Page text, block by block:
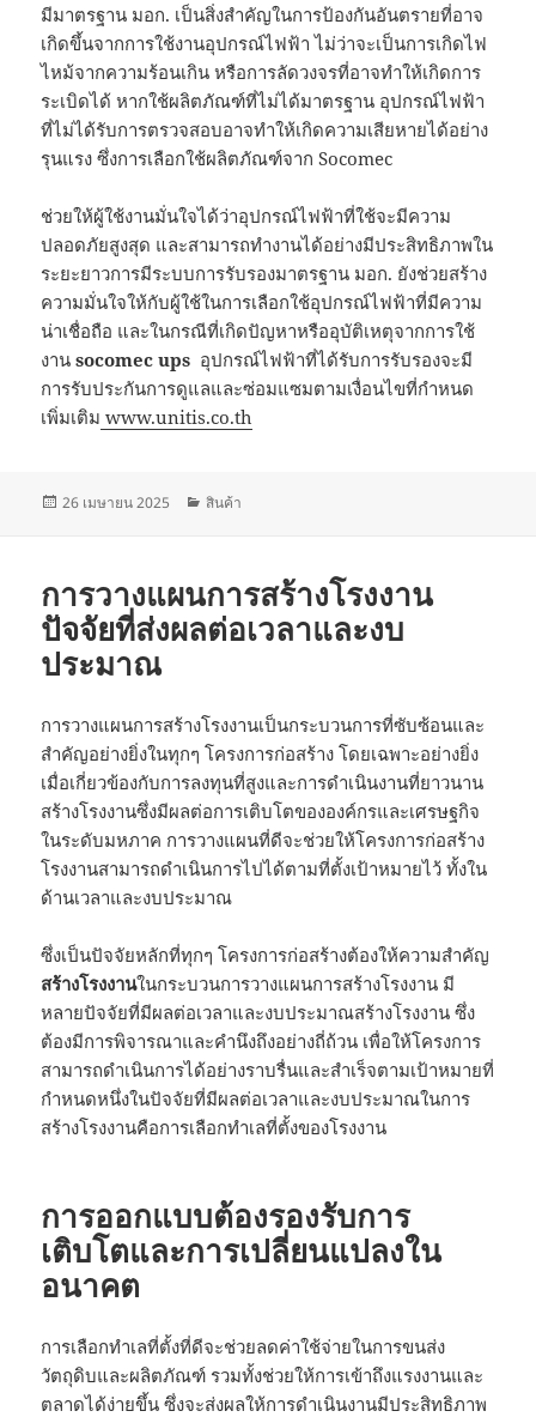
มีมาตรฐาน มอก. เป็นสิ่งสำคัญในการป้องกันอันตรายที่อาจ
เกิดขึ้นจากการใช้งานอุปกรณ์ไฟฟ้า ไม่ว่าจะเป็นการเกิดไฟ
ไหม้จากความร้อนเกิน หรือการลัดวงจรที่อาจทำให้เกิดการ
ระเบิดได้ หากใช้ผลิตภัณฑ์ที่ไม่ได้มาตรฐาน อุปกรณ์ไฟฟ้า
ที่ไม่ได้รับการตรวจสอบอาจทำให้เกิดความเสียหายได้อย่าง
รุนแรง ซึ่งการเลือกใช้ผลิตภัณฑ์จาก Socomec
ช่วยให้ผู้ใช้งานมั่นใจได้ว่าอุปกรณ์ไฟฟ้าที่ใช้จะมีความ
ปลอดภัยสูงสุด และสามารถทำงานได้อย่างมีประสิทธิภาพใน
ระยะยาวการมีระบบการรับรองมาตรฐาน มอก. ยังช่วยสร้าง
ความมั่นใจให้กับผู้ใช้ในการเลือกใช้อุปกรณ์ไฟฟ้าที่มีความ
น่าเชื่อถือ และในกรณีที่เกิดปัญหาหรืออุบัติเหตุจากการใช้
งานsocomec ups อุปกรณ์ไฟฟ้าที่ได้รับการรับรองจะมี
การรับประกันการดูแลและซ่อมแซมตามเงื่อนไขที่กำหนด
เพิ่มเติม www.unitis.co.th
เขียน
26 เมษายน 2025
หมวด
สินค้า
การวางแผนการสร้างโรงงาน
ปัจจัยที่ส่งผลต่อเวลาและงบ
ประมาณ
การวางแผนการสร้างโรงงานเป็นกระบวนการที่ซับซ้อนและ
สำคัญอย่างยิ่งในทุกๆ โครงการก่อสร้าง โดยเฉพาะอย่างยิ่ง
เมื่อเกี่ยวข้องกับการลงทุนที่สูงและการดำเนินงานที่ยาวนาน
สร้างโรงงานซึ่งมีผลต่อการเติบโตขององค์กรและเศรษฐกิจ
ในระดับมหภาค การวางแผนที่ดีจะช่วยให้โครงการก่อสร้าง
โรงงานสามารถดำเนินการไปได้ตามที่ตั้งเป้าหมายไว้ ทั้งใน
ด้านเวลาและงบประมาณ
ซึ่งเป็นปัจจัยหลักที่ทุกๆ โครงการก่อสร้างต้องให้ความสำคัญ
สร้างโรงงานในกระบวนการวางแผนการสร้างโรงงาน มี
หลายปัจจัยที่มีผลต่อเวลาและงบประมาณสร้างโรงงาน ซึ่ง
ต้องมีการพิจารณาและคำนึงถึงอย่างถี่ถ้วน เพื่อให้โครงการ
สามารถดำเนินการได้อย่างราบรื่นและสำเร็จตามเป้าหมายที่
กำหนดหนึ่งในปัจจัยที่มีผลต่อเวลาและงบประมาณในการ
สร้างโรงงานคือการเลือกทำเลที่ตั้งของโรงงาน
การออกแบบต้องรองรับการ
เติบโตและการเปลี่ยนแปลงใน
อนาคต
การเลือกทำเลที่ตั้งที่ดีจะช่วยลดค่าใช้จ่ายในการขนส่ง
วัตถุดิบและผลิตภัณฑ์ รวมทั้งช่วยให้การเข้าถึงแรงงานและ
ตลาดได้ง่ายขึ้น ซึ่งจะส่งผลให้การดำเนินงานมีประสิทธิภาพ